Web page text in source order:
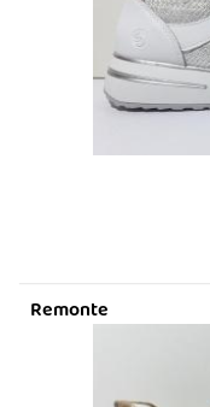
Remonte